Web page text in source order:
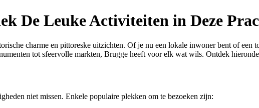
De Leuke Activiteiten in Deze
charme en pittoreske uitzichten. Of je nu een lokale inwoner bent of een
tot sfeervolle markten, Brugge heeft voor elk wat wils. Ontdek
niet missen. Enkele populaire plekken om te bezoeken zijn: